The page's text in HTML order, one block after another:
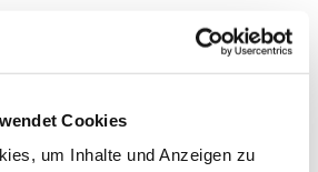
Cookies
um Inhalte und Anzeigen zu